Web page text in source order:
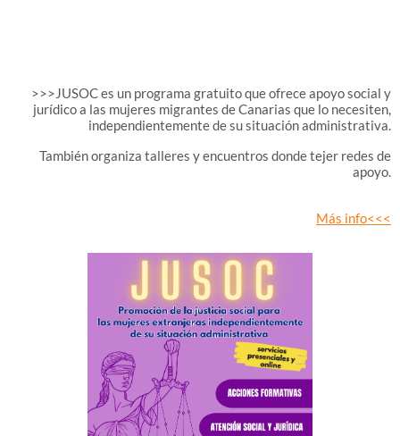
>>>JUSOC es un programa gratuito que ofrece apoyo social y
jurídico a las mujeres migrantes de Canarias que lo necesiten,
independientemente de su situación administrativa.
También organiza talleres y encuentros donde tejer redes de
apoyo.
Más info<<<